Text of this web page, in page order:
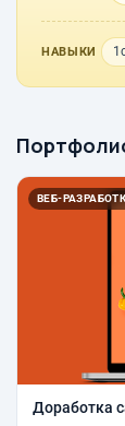
НАВЫКИ
ВЕБ-
Доработка